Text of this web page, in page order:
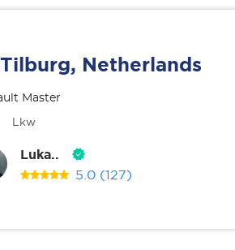
Tilburg, Netherlands
Master
Lkw
Luka..
5.0 (127)